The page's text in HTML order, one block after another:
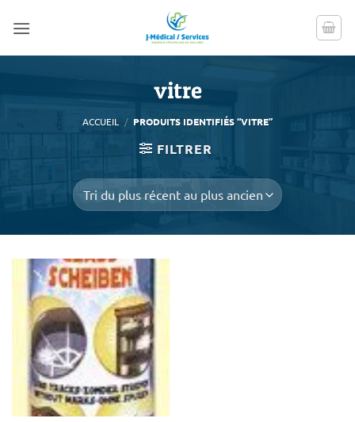
vitre
ACCUEIL / PRODUITS IDENTIFIÉS “VITRE”
FILTRER